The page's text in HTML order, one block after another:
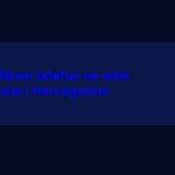
telefon na svim
i Hercegovine